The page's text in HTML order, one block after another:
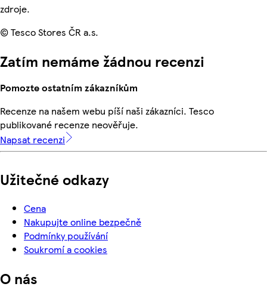
zdroje.
© Tesco Stores ČR a.s.
Zatím nemáme žádnou recenzi
Pomozte ostatním zákazníkům
Recenze na našem webu píší naši zákazníci. Tesco
publikované recenze neověřuje.
Napsat recenzi
Užitečné odkazy
Cena
Nakupujte online bezpečně
Podmínky používání
Soukromí a cookies
O nás